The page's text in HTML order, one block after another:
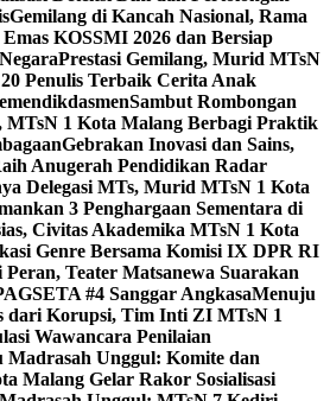
Gemilang di Kancah Nasional, Rama
KOSSMI 2026 dan Bersiap
Prestasi Gemilang, Murid MTsN
Penulis Terbaik Cerita Anak
Sambut Rombongan
1 Kota Malang Berbagi Praktik
Gebrakan Inovasi dan Sains,
Anugerah Pendidikan Radar
Delegasi MTs, Murid MTsN 1 Kota
3 Penghargaan Sementara di
Civitas Akademika MTsN 1 Kota
Genre Bersama Komisi IX DPR RI
Peran, Teater Matsanewa Suarakan
#4 Sanggar AngkasaMenuju
dari Korupsi, Tim Inti ZI MTsN 1
Wawancara Penilaian
Madrasah Unggul: Komite dan
Malang Gelar Rakor Sosialisasi